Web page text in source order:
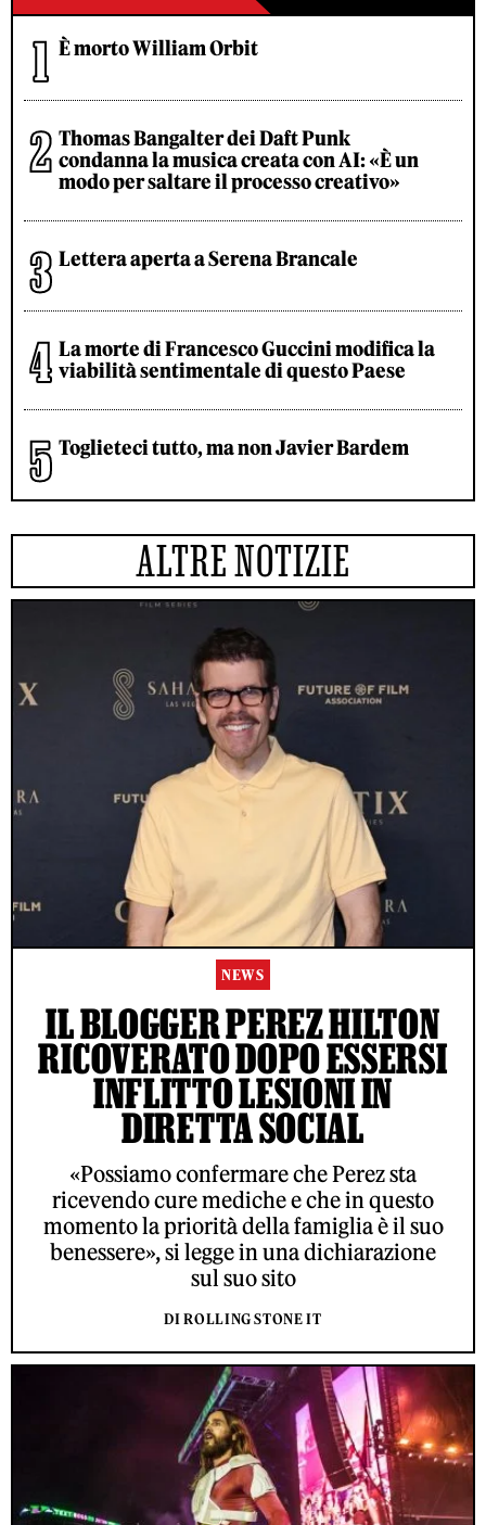
È morto William Orbit
Thomas Bangalter dei Daft Punk
condanna la musica creata con AI: «È un
modo per saltare il processo creativo»
Lettera aperta a Serena Brancale
La morte di Francesco Guccini modifica la
viabilità sentimentale di questo Paese
Toglieteci tutto, ma non Javier Bardem
ALTRE NOTIZIE
NEWS
IL BLOGGER PEREZ HILTON
RICOVERATO DOPO ESSERSI
INFLITTO LESIONI IN
DIRETTA SOCIAL
«Possiamo confermare che Perez sta
ricevendo cure mediche e che in questo
momento la priorità della famiglia è il suo
benessere», si legge in una dichiarazione
sul suo sito
DI ROLLING STONE IT